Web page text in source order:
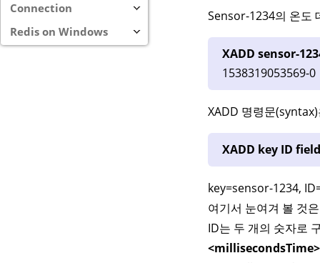
Connection
Redis on Windows
Sensor-1234의 온도
XADD sensor-
1538319053569-0
XADD 명령문
XADD key ID
key=sensor-1234,
여기서 눈여겨 볼 것
ID는 두 개의 숫자로